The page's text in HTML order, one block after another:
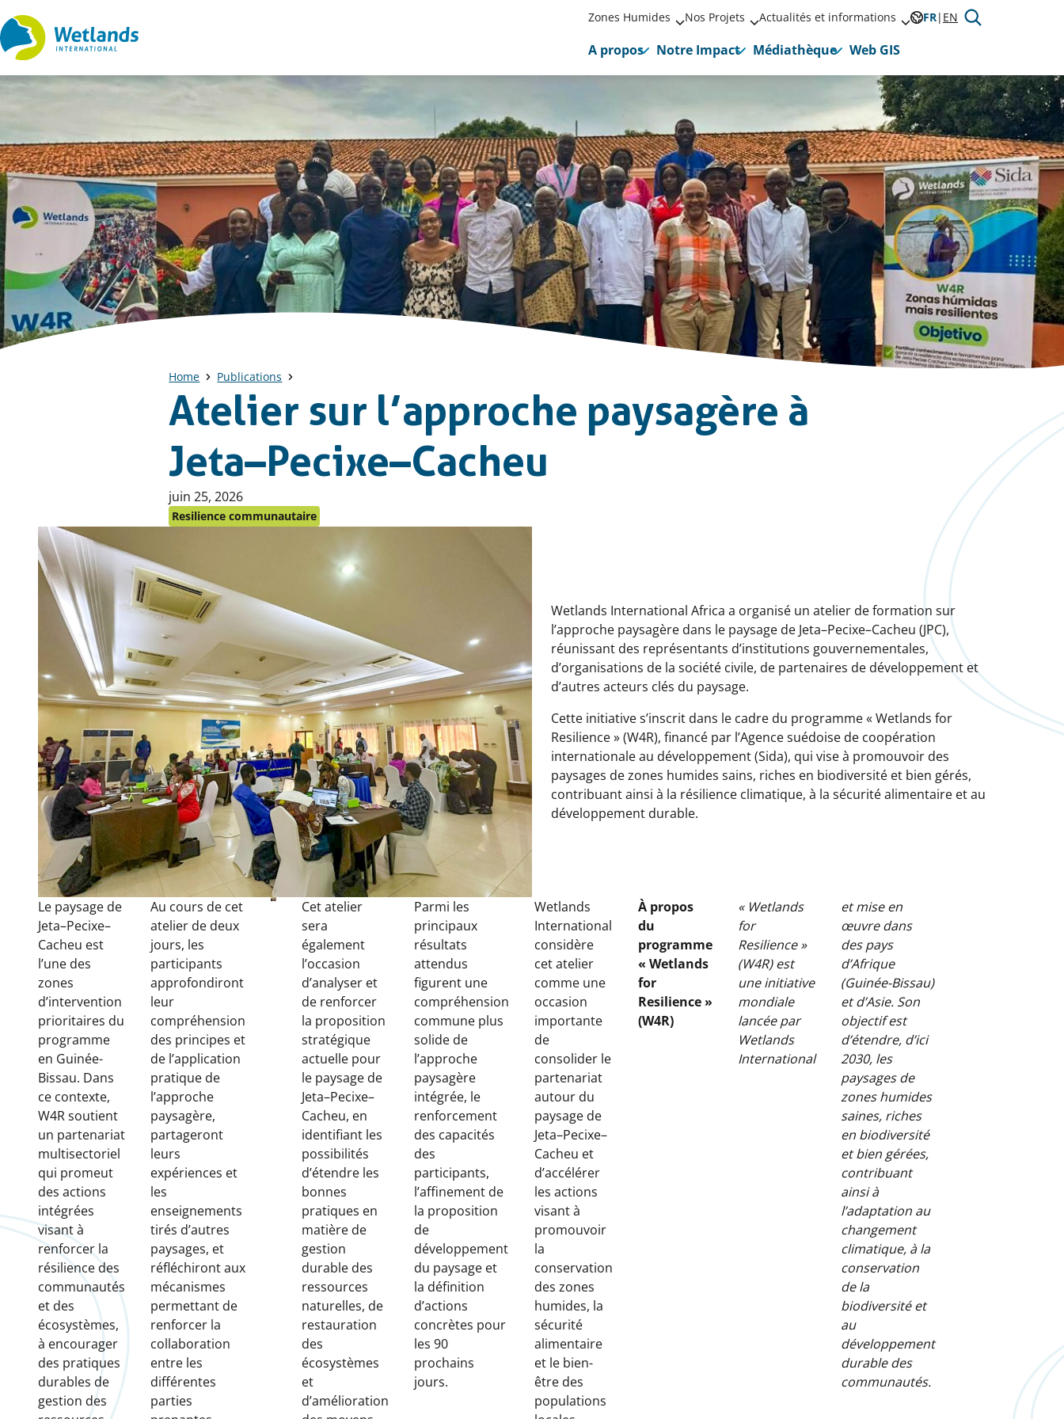
Straight
to
Zones Humides Nos Projets Actualités et informations FR EN
A propos Notre Impact Médiathèque Web GIS
Home Publications
Atelier sur l’approche paysagère à
Jeta–Pecixe–Cacheu
Publié
le
juin 25, 2026
Resilience communautaire
Wetlands International Africa a organisé un atelier de formation sur
l’approche paysagère dans le paysage de Jeta–Pecixe–Cacheu (JPC),
réunissant des représentants d’institutions gouvernementales,
d’organisations de la société civile, de partenaires de développement et
d’autres acteurs clés du paysage.
Cette initiative s’inscrit dans le cadre du programme « Wetlands for
Resilience » (W4R), financé par l’Agence suédoise de coopération
internationale au développement (Sida), qui vise à promouvoir des
paysages de zones humides sains, riches en biodiversité et bien gérés,
contribuant ainsi à la résilience climatique, à la sécurité alimentaire et au
développement durable.
Le paysage de
Jeta–Pecixe–
Cacheu est
l’une des
zones
d’intervention
prioritaires du
programme
en Guinée-
Bissau. Dans
ce contexte,
W4R soutient
un partenariat
multisectoriel
qui promeut
des actions
intégrées
visant à
renforcer la
résilience des
communautés
et des
écosystèmes,
à encourager
des pratiques
durables de
gestion des
Au cours de cet
atelier de deux
jours, les
participants
approfondiront
leur
compréhension
des principes et
de l’application
pratique de
l’approche
paysagère,
partageront
leurs
expériences et
les
enseignements
tirés d’autres
paysages, et
réfléchiront aux
mécanismes
permettant de
renforcer la
collaboration
entre les
différentes
parties
Cet atelier
sera
également
l’occasion
d’analyser et
de renforcer
la proposition
stratégique
actuelle pour
le paysage de
Jeta–Pecixe–
Cacheu, en
identifiant les
possibilités
d’étendre les
bonnes
pratiques en
matière de
gestion
durable des
ressources
naturelles, de
restauration
des
écosystèmes
et
d’amélioration
Parmi les
principaux
résultats
attendus
figurent une
compréhension
commune plus
solide de
l’approche
paysagère
intégrée, le
renforcement
des capacités
des
participants,
l’affinement de
la proposition
de
développement
du paysage et
la définition
d’actions
concrètes pour
les 90
prochains
jours.
Wetlands
International
considère
cet atelier
comme une
occasion
importante
de
consolider le
partenariat
autour du
paysage de
Jeta–Pecixe–
Cacheu et
d’accélérer
les actions
visant à
promouvoir
la
conservation
des zones
humides, la
sécurité
alimentaire
et le bien-
être des
populations
À propos
du
programme
« Wetlands
for
Resilience »
(W4R)
« Wetlands
for
Resilience »
(W4R) est
une initiative
mondiale
lancée par
Wetlands
International
et mise en
œuvre dans
des pays
d’Afrique
(Guinée-Bissau)
et d’Asie. Son
objectif est
d’étendre, d’ici
2030, les
paysages de
zones humides
saines, riches
en biodiversité
et bien gérées,
contribuant
ainsi à
l’adaptation au
changement
climatique, à la
conservation
de la
biodiversité et
au
développement
durable des
communautés.